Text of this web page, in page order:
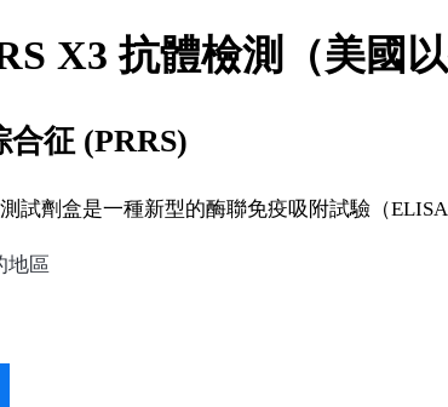
X3 抗體檢測（美國以
征 (PRRS)
試劑盒是一種新型的酶聯免疫吸附試驗（
地區